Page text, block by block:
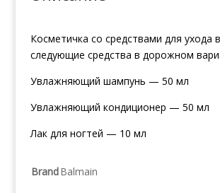
Косметичка со средствами для ухода
следующие средства в дорожном
Увлажняющий шампунь — 50 мл
Увлажняющий кондиционер — 50 мл
Лак для ногтей — 10 мл
BrandBalmain